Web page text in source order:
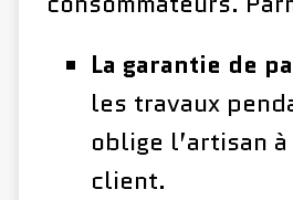
La garantie de
les travaux
oblige l’artisan
client.